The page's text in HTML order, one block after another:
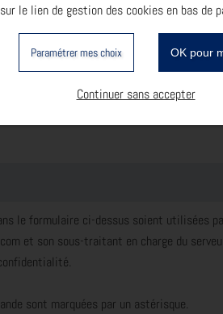
le formulaire ci-dessus soient utilisées
et son sous-traitant en charge du
.
sont marquées par un astérisque.
le lien de gestion des cookies en bas de
Paramétrer mes choix OK pour
Continuer sans accepter